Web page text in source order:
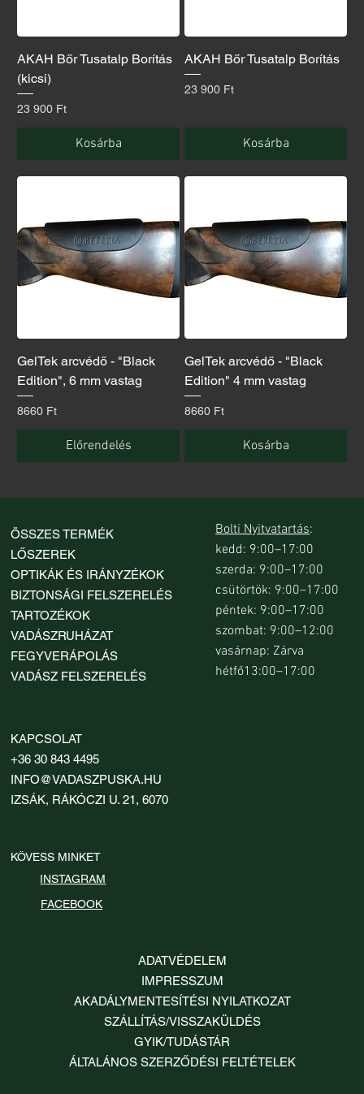
AKAH Bőr Tusatalp Borítás
(kicsi)
Ár
23 900 Ft
Kosárba
AKAH Bőr Tusatalp Borítás
Ár
23 900 Ft
Kosárba
GelTek arcvédő - "Black
Edition", 6 mm vastag
Ár
8660 Ft
Előrendelés
GelTek arcvédő - "Black
Edition" 4 mm vastag
Ár
8660 Ft
Kosárba
ADATVÉDELEM
IMPRESSZUM
AKADÁLYMENTESÍTÉSI NYILATKOZAT
SZÁLLÍTÁS/VISSZAKÜLDÉS
GYIK/TUDÁSTÁR
ÁLTALÁNOS SZERZŐDÉSI FELTÉTELEK
ÖSSZES TERMÉK
LŐSZEREK
OPTIKÁK ÉS IRÁNYZÉKOK
BIZTONSÁGI FELSZERELÉS
TARTOZÉKOK
VADÁSZRUHÁZAT
FEGYVERÁPOLÁS
VADÁSZ FELSZERELÉS
KÖVESS MINKET
INSTAGRAM
FACEBOOK
KAPCSOLAT
+36 30 843 4495
INFO@VADASZPUSKA.HU
IZSÁK, RÁKÓCZI U. 21, 6070
Bolti Nyitvatartás:
kedd: 9:00–17:00
szerda: 9:00–17:00
csütörtök: 9:00–17:00
péntek: 9:00–17:00
szombat: 9:00–12:00
vasárnap: Zárva
hétfő13:00–17:00